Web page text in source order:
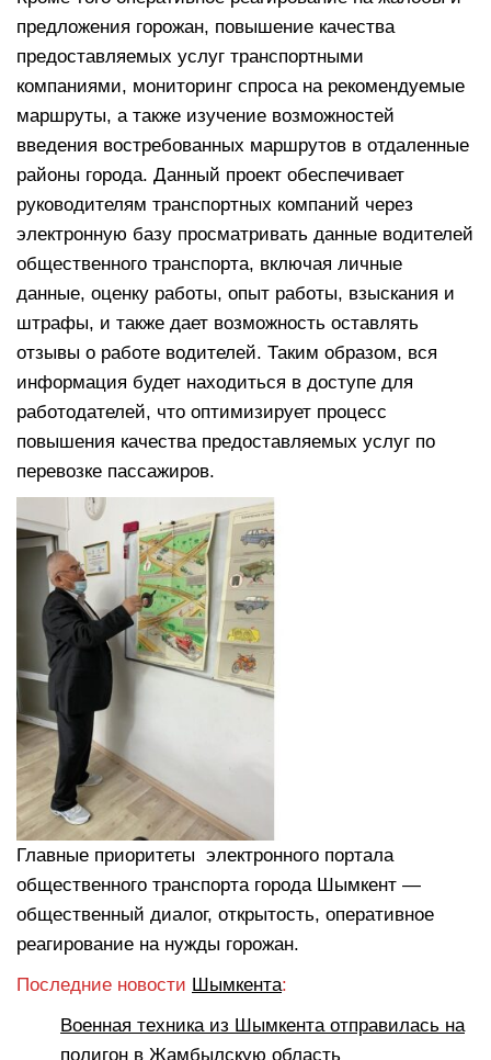
предложения горожан, повышение качества
предоставляемых услуг транспортными
компаниями, мониторинг спроса на рекомендуемые
маршруты, а также изучение возможностей
введения востребованных маршрутов в отдаленные
районы города. Данный проект обеспечивает
руководителям транспортных компаний через
электронную базу просматривать данные водителей
общественного транспорта, включая личные
данные, оценку работы, опыт работы, взыскания и
штрафы, и также дает возможность оставлять
отзывы о работе водителей. Таким образом, вся
информация будет находиться в доступе для
работодателей, что оптимизирует процесс
повышения качества предоставляемых услуг по
перевозке пассажиров.
Главные приоритеты электронного портала
общественного транспорта города Шымкент —
общественный диалог, открытость, оперативное
реагирование на нужды горожан.
Последние новости Шымкента:
Военная техника из Шымкента отправилась на
полигон в Жамбылскую область